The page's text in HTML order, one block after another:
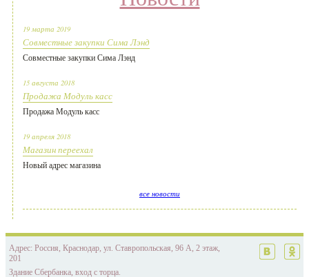
19 марта 2019
Совместные закупки Сима Лэнд
Совместные закупки Сима Лэнд
15 августа 2018
Продажа Модуль касс
Продажа Модуль касс
19 апреля 2018
Магазин переехал
Новый адрес магазина
все новости
Адрес: Россия, Краснодар, ул. Ставропольская, 96 А, 2 этаж,
201
Здание Сбербанка, вход с торца.